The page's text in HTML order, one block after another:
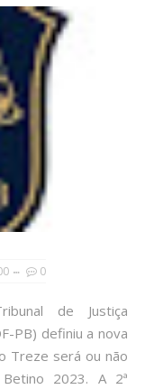
0
de Justiça
PB) definiu a nova
Treze será ou não
Betino 2023. A 2ª